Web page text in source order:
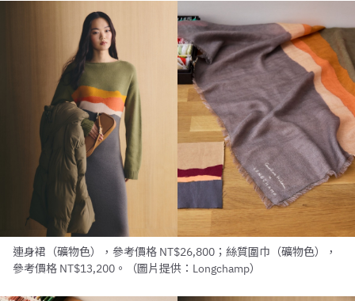
連身裙（礦物色），參考價格 NT$26,800；絲質圍巾（礦物色），
參考價格 NT$13,200。（圖片提供：Longchamp）